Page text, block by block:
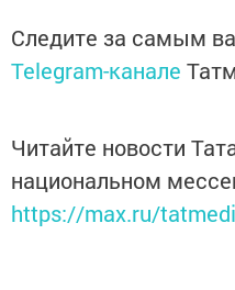
Следите за самым
Telegram-канале
Читайте новости
национальном
https://max.ru/